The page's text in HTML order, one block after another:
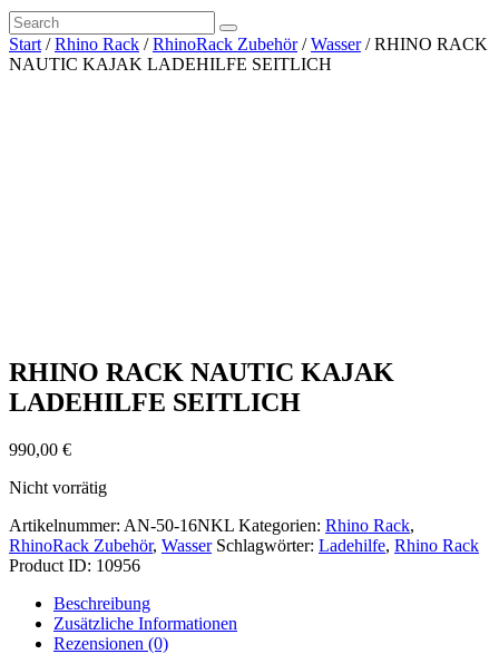
Start /Rhino Rack /RhinoRack Zubehör/Wasser/ RHINO RACK
NAUTIC KAJAK LADEHILFE SEITLICH
RHINO RACK NAUTIC KAJAK
LADEHILFE SEITLICH
990,00 €
Nicht vorrätig
Artikelnummer: AN-50-16NKL Kategorien: Rhino Rack,
RhinoRack Zubehör, Wasser Schlagwörter: Ladehilfe, Rhino Rack
Product ID: 10956
Beschreibung
Zusätzliche Informationen
Rezensionen (0)